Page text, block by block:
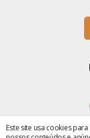
Este site usa cookies